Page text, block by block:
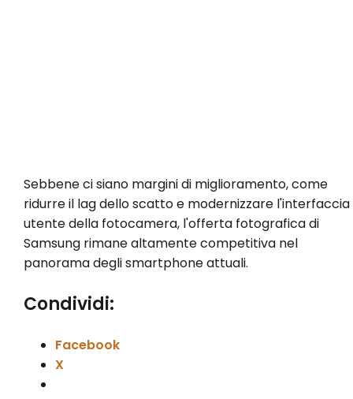
Sebbene ci siano margini di miglioramento, come
ridurre il lag dello scatto e modernizzare l'interfaccia
utente della fotocamera, l'offerta fotografica di
Samsung rimane altamente competitiva nel
panorama degli smartphone attuali.
Condividi:
Facebook
X